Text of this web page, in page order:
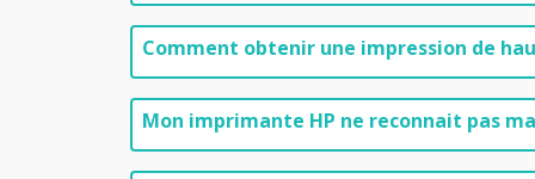
Comment obtenir une impression de
Mon imprimante HP ne reconnait pas